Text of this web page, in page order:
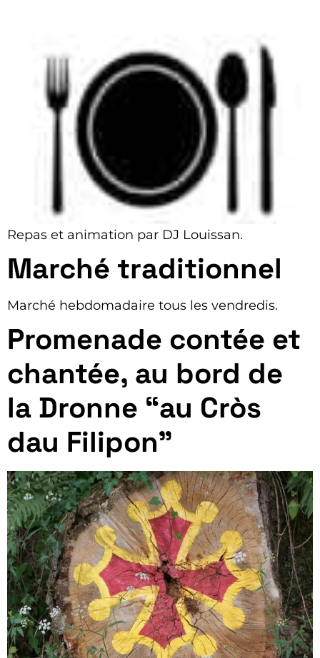
Repas et animation par DJ Louissan.
Marché traditionnel
Marché hebdomadaire tous les vendredis.
Promenade contée et
chantée, au bord de
la Dronne “au Cròs
dau Filipon”